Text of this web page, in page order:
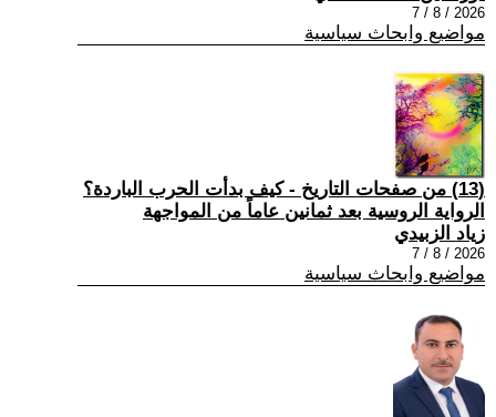
2026 / 8 / 7
مواضيع وابحاث سياسية
(13) من صفحات التاريخ - كيف بدأت الحرب الباردة؟
الرواية الروسية بعد ثمانين عاماً من المواجهة
زياد الزبيدي
2026 / 8 / 7
مواضيع وابحاث سياسية